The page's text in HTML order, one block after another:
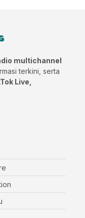
multichannel
terkini, serta
Live,